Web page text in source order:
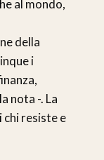
al mondo,
della
i
nota -. La
resiste e